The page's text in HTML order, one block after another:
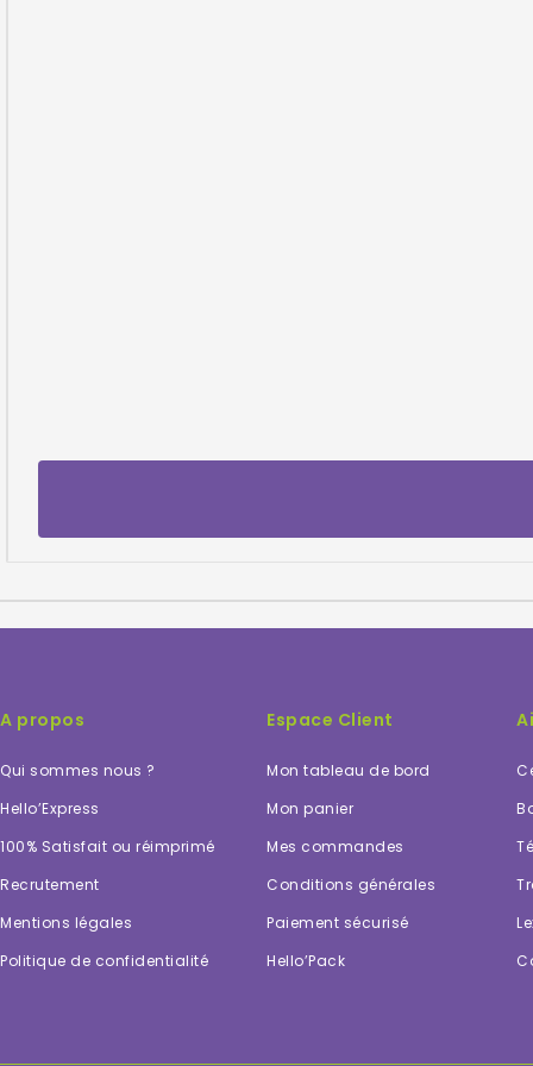
A propos
Qui sommes nous ?
Hello’Express
100% Satisfait ou réimprimé
Recrutement
Mentions légales
Politique de confidentialité
Espace Client
Mon tableau de bord
Mon panier
Mes commandes
Conditions générales
Paiement sécurisé
Hello’Pack